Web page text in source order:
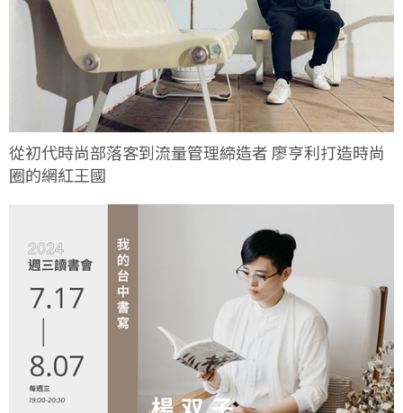
從初代時尚部落客到流量管理締造者 廖亨利打造時尚
圈的網紅王國